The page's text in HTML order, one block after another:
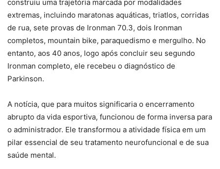
construiu uma trajetória marcada por modalidades
extremas, incluindo maratonas aquáticas, triatlos, corridas
de rua, sete provas de Ironman 70.3, dois Ironman
completos, mountain bike, paraquedismo e mergulho. No
entanto, aos 40 anos, logo após concluir seu segundo
Ironman completo, ele recebeu o diagnóstico de
Parkinson.
A notícia, que para muitos significaria o encerramento
abrupto da vida esportiva, funcionou de forma inversa para
o administrador. Ele transformou a atividade física em um
pilar essencial de seu tratamento neurofuncional e de sua
saúde mental.